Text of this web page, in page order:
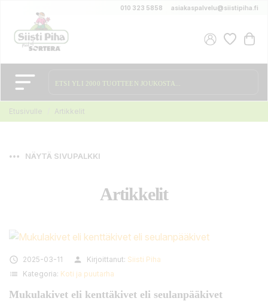
010 323 5858 asiakaspalvelu@siistipiha.fi
Etusivulle Artikkelit
NÄYTÄ SIVUPALKKI
Artikkelit
 2025-03-11 person Kirjoittanut: Siisti Piha
list Kategoria: Koti ja puutarha
Mukulakivet eli kenttäkivet eli seulanpääkivet